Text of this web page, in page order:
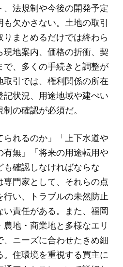
法規制や今後の開発予定
欠かさない。土地の取引
まとめるだけでは終わら
地案内、価格の折衝、契
、多くの手続きと調整が
引では、権利関係の所在
状況、用途地域や建ぺい
の確認が必須だ。
られるのか」「上下水道や
有無」「将来の用途転用や
確認しなければならな
門家として、それらの点
い、トラブルの未然防止
責任がある。また、福岡
地・商業地と多様なエリ
ニーズに合わせたきめ細
住環境を重視する買主に